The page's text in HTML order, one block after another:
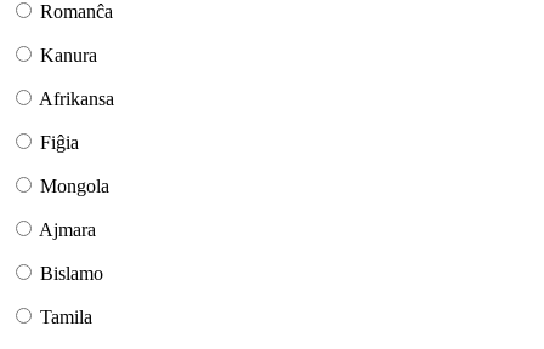
Romanĉa
Kanura
Afrikansa
Fiĝia
Mongola
Ajmara
Bislamo
Tamila